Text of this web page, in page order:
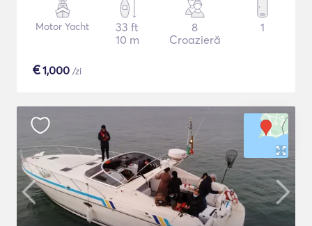
Motor Yacht
33 ft
10 m
8
Croazieră
1
€1,000 /zi